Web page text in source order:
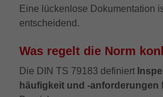
Eine lückenlose Dokumentation
entscheidend.
Was regelt die Norm
Die DIN TS 79183 definiert
häufigkeit und -anforderungen